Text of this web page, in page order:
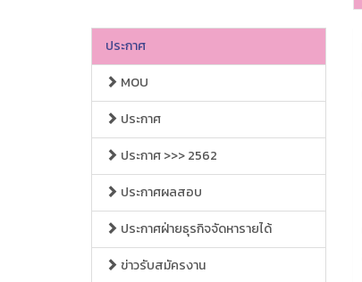
ประกาศ
MOU
ประกาศ
ประกาศ >>> 2562
ประกาศผลสอบ
ประกาศฝ่ายธุรกิจจัดหารายได้
ข่าวรับสมัครงาน